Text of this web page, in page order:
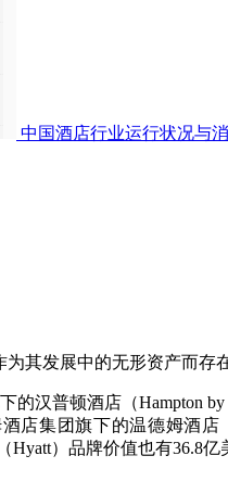
中国酒店行业运行状况与
其发展中的无形资产而存在
汉普顿酒店（Hampton
店集团旗下的温德姆酒店
）品牌价值也有36.8亿